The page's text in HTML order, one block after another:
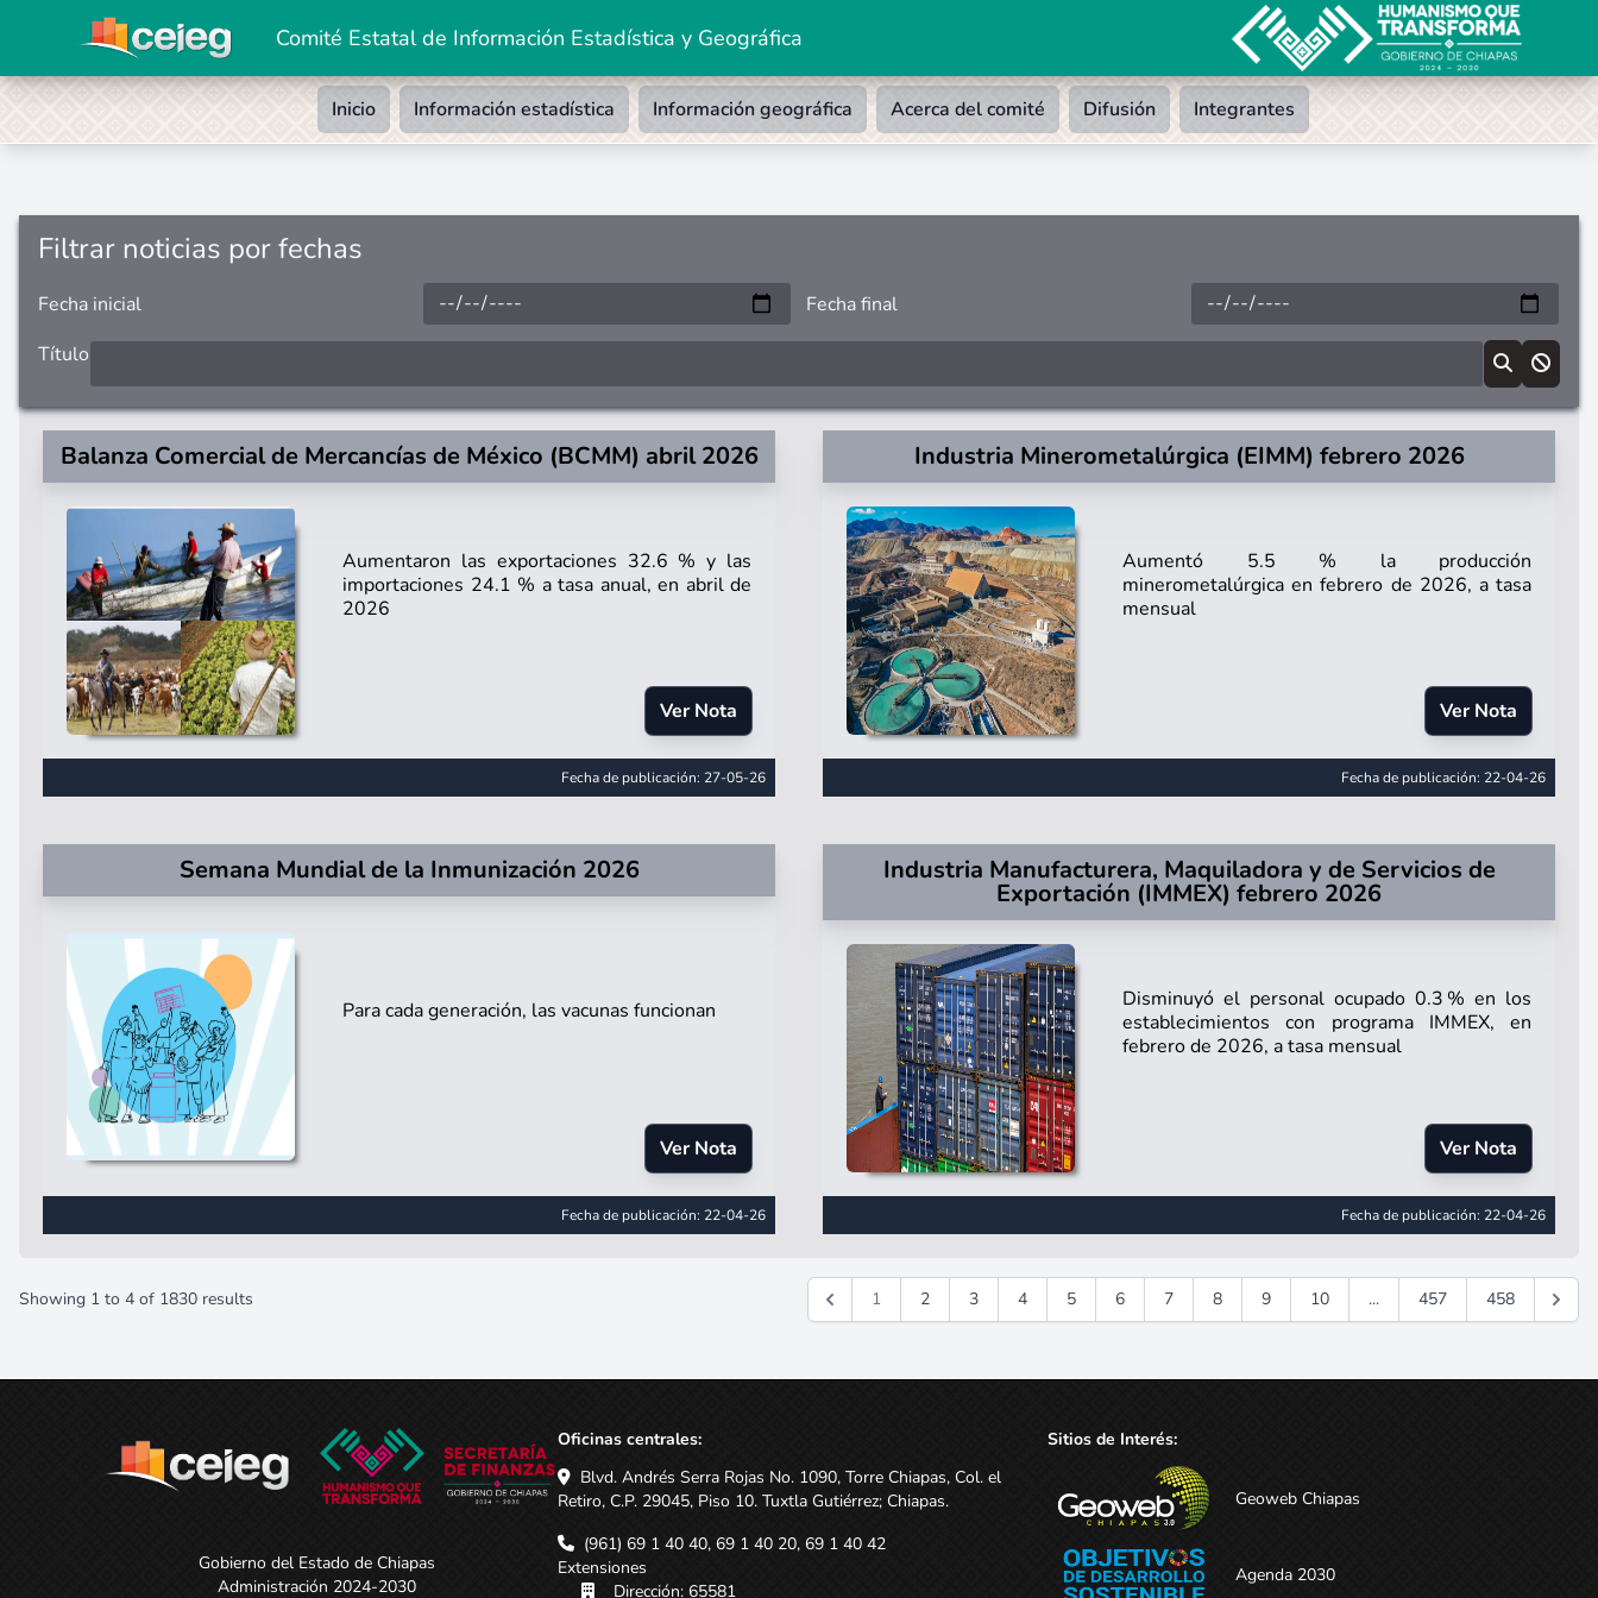
Comité Estatal de Información Estadística y Geográfica
Inicio Información estadística Información geográfica Acerca del comité Difusión Integrantes
Filtrar noticias por fechas
Fecha inicial
Fecha final
Título
Balanza Comercial de Mercancías de México (BCMM) abril 2026
Aumentaron las exportaciones 32.6 % y las
importaciones 24.1 % a tasa anual, en abril de
2026
Ver Nota
Fecha de publicación: 27-05-26
Industria Minerometalúrgica (EIMM) febrero 2026
Aumentó 5.5 % la producción
minerometalúrgica en febrero de 2026, a tasa
mensual
Ver Nota
Fecha de publicación: 22-04-26
Semana Mundial de la Inmunización 2026
Para cada generación, las vacunas funcionan
Ver Nota
Fecha de publicación: 22-04-26
Industria Manufacturera, Maquiladora y de Servicios de
Exportación (IMMEX) febrero 2026
Disminuyó el personal ocupado 0.3 % en los
establecimientos con programa IMMEX, en
febrero de 2026, a tasa mensual
Ver Nota
Fecha de publicación: 22-04-26
Showing 1 to 4 of 1830 results 1 2 3 4 5 6 7 8 9 10 ... 457 458
Gobierno del Estado de Chiapas
Administración 2024-2030
Oficinas centrales:
Blvd. Andrés Serra Rojas No. 1090, Torre Chiapas, Col. el
Retiro, C.P. 29045, Piso 10. Tuxtla Gutiérrez; Chiapas.
(961) 69 1 40 40, 69 1 40 20, 69 1 40 42
Extensiones
Dirección: 65581
Sitios de Interés:
Geoweb Chiapas
Agenda 2030